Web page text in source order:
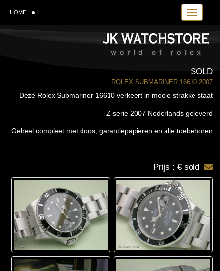
Toggle
HOME
SOLD
ROLEX SUBMARINER 16610 2007
Deze Rolex Submariner 16610 verkeert in mooie strakke staat
Z-serie 2007 Nederlands geleverd
Geheel compleet met doos, garantiepapieren en alle toebehoren
Prijs : € sold